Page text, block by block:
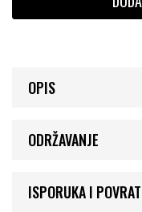
OPIS
ODRŽAVANJE
ISPORUKA I POVRAT